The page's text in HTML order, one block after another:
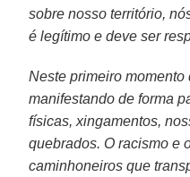
sobre nosso território,
é legítimo e deve ser
Neste primeiro momento
manifestando de forma
físicas, xingamentos,
quebrados. O racismo e
caminhoneiros que